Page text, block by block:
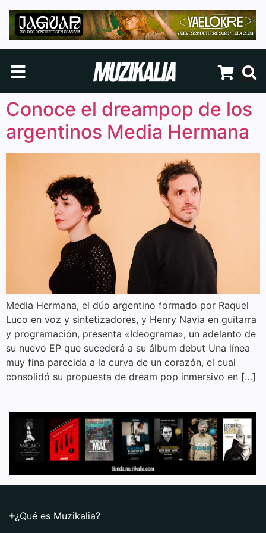
Conoce el dreampop de los
argentinos Media Hermana
Media Hermana, el dúo argentino formado por Raquel
Luco en voz y sintetizadores, y Henry Navia en guitarra
y programación, presenta «Ideograma», un adelanto de
su nuevo EP que sucederá a su álbum debut Una línea
muy fina parecida a la curva de un corazón, el cual
consolidó su propuesta de dream pop inmersivo en […]
¿Qué es Muzikalia?